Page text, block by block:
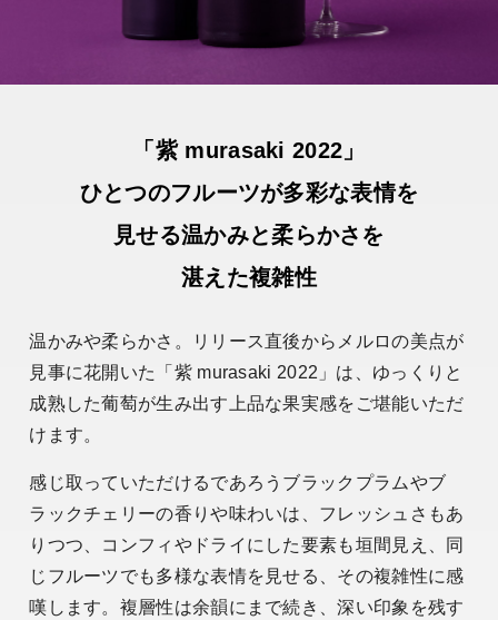
「紫 murasaki 2022」
ひとつのフルーツが多彩な表情を
見せる温かみと柔らかさを
湛えた複雑性
温かみや柔らかさ。リリース直後からメルロの美点が
見事に花開いた「紫 murasaki 2022」は、ゆっくりと
成熟した葡萄が生み出す上品な果実感をご堪能いただ
けます。
感じ取っていただけるであろうブラックプラムやブ
ラックチェリーの香りや味わいは、フレッシュさもあ
りつつ、コンフィやドライにした要素も垣間見え、同
じフルーツでも多様な表情を見せる、その複雑性に感
嘆します。複層性は余韻にまで続き、深い印象を残す